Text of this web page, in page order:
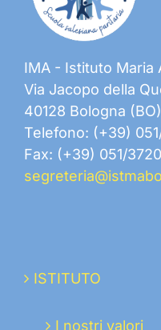
IMA - Istituto Maria
Via Jacopo della
40128 Bologna
Telefono: (+39)
Fax: (+39) 051/
ISTITUTO
I nostri valori